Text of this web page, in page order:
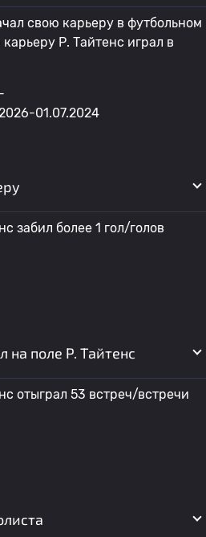
свою карьеру в футбольном
Р. Тайтенс играл в
01.07.2024
забил более 1 гол/голов
на поле Р. Тайтенс
отыграл 53 встреч/встречи